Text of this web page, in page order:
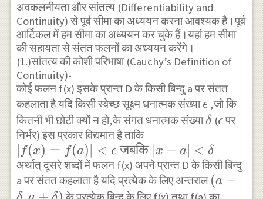
अवकलनीयता और सांतत्य (Differentiability and
Continuity) से पूर्व सीमा का अध्ययन करना आवश्यक है।पूर्व
आर्टिकल में हम सीमा का अध्ययन कर चुके हैं।यहां हम सीमा
की सहायता से संतत फलनों का अध्ययन करेंगे।
(1.)सांतत्य की कोशी परिभाषा (Cauchy’s Definition of
Continuity)-
कोई फलन f(x) इसके प्रान्त D के किसी बिन्दु a पर संतत
कहलाता है यदि किसी स्वेच्छ सूक्ष्म धनात्मक संख्या\epsilon
ϵ,जो कि
कितनी भी छोटी क्यों न हो,के संगत धनात्मक संख्या\delta
δ (ϵपर
निर्भर) इस प्रकार विद्यमान है ताकि
|f(x)=f(a)|
<\epsilon
\text {
f(x) = f(a) < ϵ जबकि x − a∣ < δ
अर्थात् दूसरे शब्दों में फलन f(x) अपने प्रान्त D के किसी बिन्दु
a पर संतत कहलाता है यदि प्रत्येक के लिए अन्तराल (a-
(a −